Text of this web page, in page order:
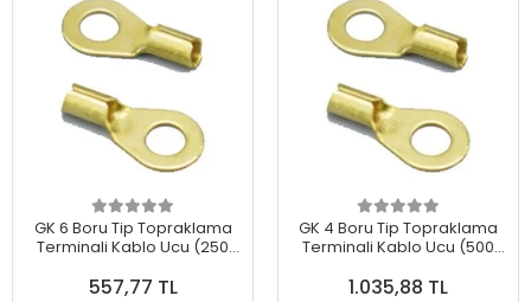
GK 6 Boru Tip Topraklama
Terminali Kablo Ucu (250
557,77 TL
GK 4 Boru Tip Topraklama
Terminali Kablo Ucu (500
1.035,88 TL